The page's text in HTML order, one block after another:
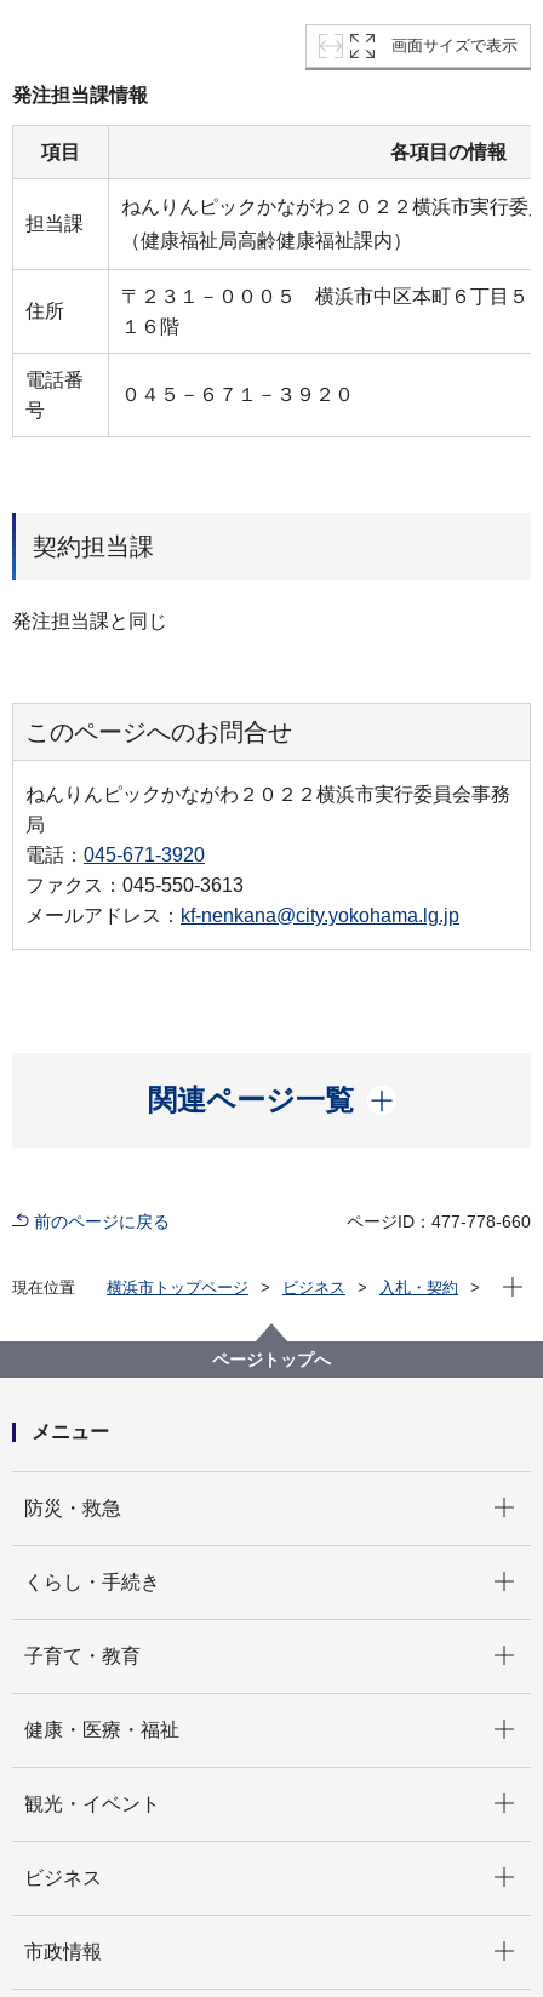
画面サイズで表示
発注担当課情報
項目 各項目の情報
担当課
ねんりんピックかながわ２０２２横浜市実行委
（健康福祉局高齢健康福祉課内）
住所
〒２３１－０００５ 横浜市中区本町６丁目５
１６階
電話番
号
０４５－６７１－３９２０
契約担当課
発注担当課と同じ
このページへのお問合せ
ねんりんピックかながわ２０２２横浜市実行委員会事務
局
電話： 045-671-3920
ファクス：045-550-3613
メールアドレス： kf-nenkana@city.yokohama.lg.jp
関連ページ一覧
開く
前のページに戻る ページID：477-778-660
現在位置 横浜市トップページ ビジネス
入札・契約
【契約結果公表】【公募型プロポーザル】「ねんりん
ピックかながわ２０２２」横浜市実⾏委員会大会運営
現在
ページトップへ
メニュー
防災・救急
くらし・手続き
子育て・教育
健康・医療・福祉
観光・イベント
ビジネス
市政情報